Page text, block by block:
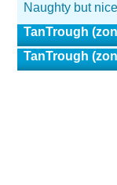
Naughty but nice
TanTrough
TanTrough